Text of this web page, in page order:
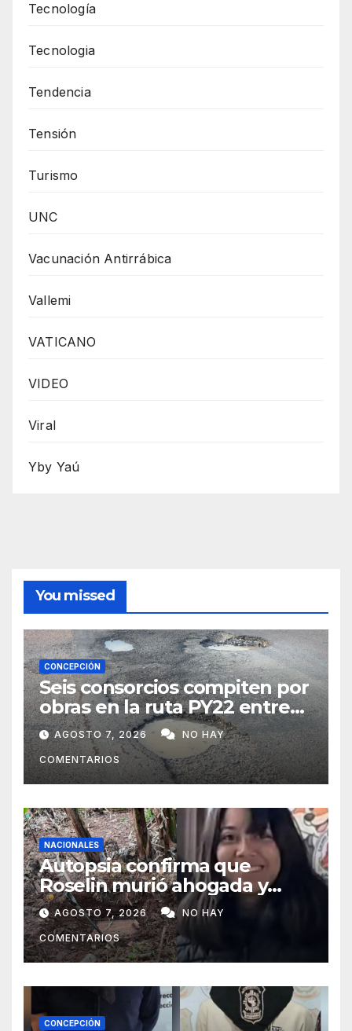
Tecnología
Tecnologia
Tendencia
Tensión
Turismo
UNC
Vacunación Antirrábica
Vallemi
VATICANO
VIDEO
Viral
Yby Yaú
You missed
CONCEPCIÓN
Seis consorcios compiten por
obras en la ruta PY22 entre
Concepción y Vallemí
AGOSTO 7, 2026 NO HAY
COMENTARIOS
NACIONALES
Autopsia confirma que
Roselin murió ahogada y
luego sufrió una violenta
mutilación
AGOSTO 7, 2026 NO HAY
COMENTARIOS
CONCEPCIÓN